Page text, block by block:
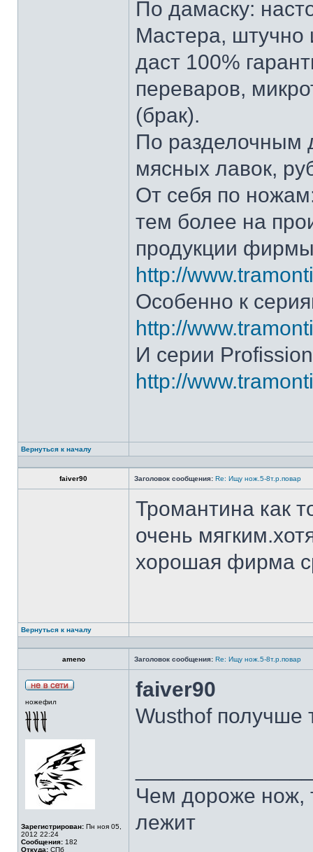
По дамаску:
Мастера, штучно
даст 100%
переваров,
(брак).
По разделочным
мясных лавок,
От себя по
тем более на
продукции
http://
Особенно к
http://
И серии
http://
Вернуться к началу
faiver90 Заголовок сообщения: Re: Ищу нож.5-8т.р.повар
Тромантина как
очень
хорошая фирма
Вернуться к началу
ameno Заголовок сообщения: Re: Ищу нож.5-8т.р.повар
ножефил
Зарегистрирован: Пн ноя 05,
2012 22:24
Сообщения: 182
Откуда: СПб
faiver90
Wusthof получше
Чем дороже нож,
лежит